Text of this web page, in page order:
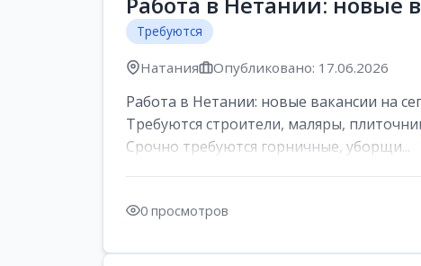
Требуются
Натания Опубликовано: 17.06.2026
Работа в Нетании: новые вакансии на
Требуются строители, маляры,
Срочно требуются горничные, уборщи...
0 просмотров